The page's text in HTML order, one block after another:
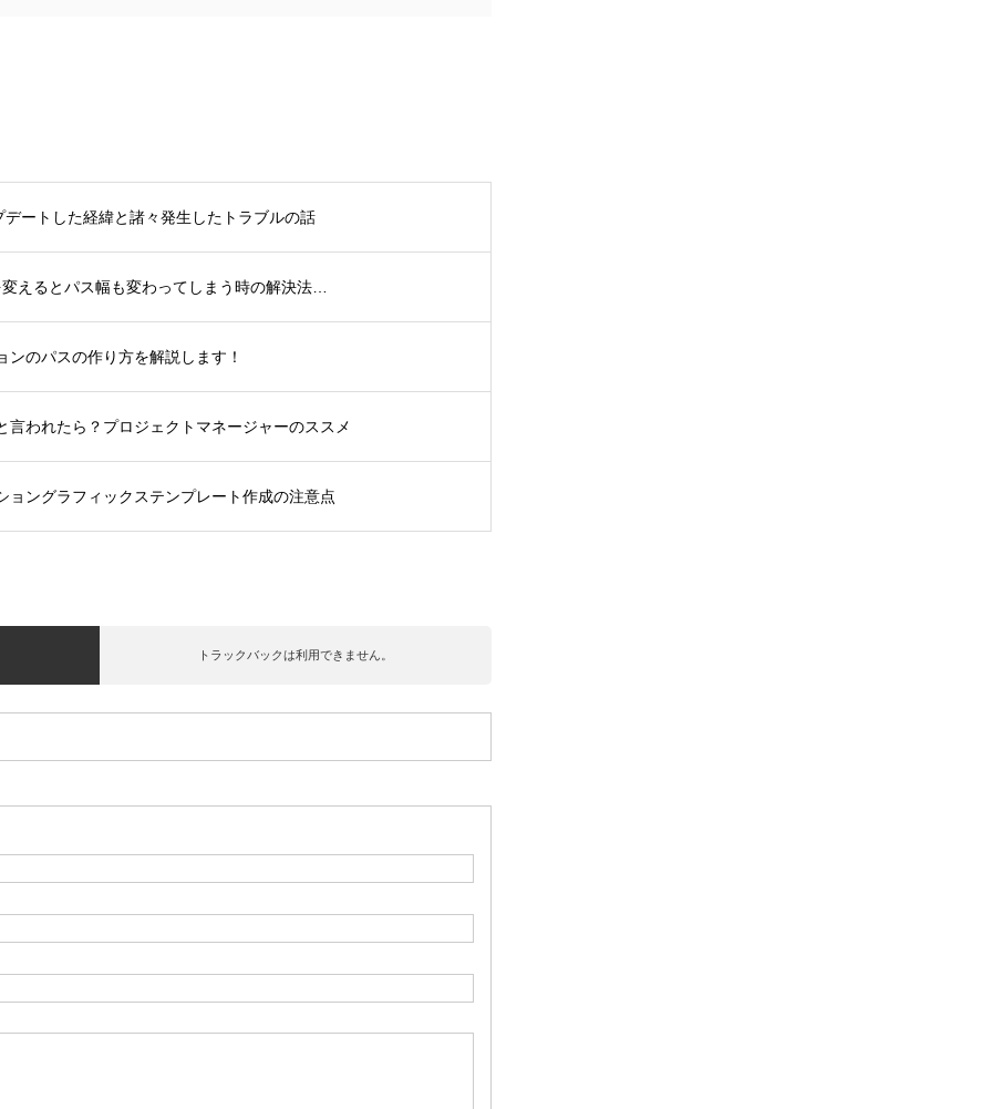
ートした経緯と諸々発生したトラブルの話
えるとパス幅も変わってしまう時の解決法…
のパスの作り方を解説します！
われたら？プロジェクトマネージャーのススメ
ョングラフィックステンプレート作成の注意点
トラックバックは利用できません。